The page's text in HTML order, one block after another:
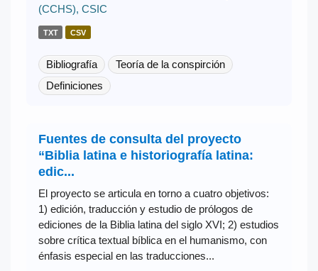
(CCHS), CSIC
TXT CSV
Bibliografía
Teoría de la conspirción
Definiciones
Fuentes de consulta del proyecto
“Biblia latina e historiografía latina:
edic...
El proyecto se articula en torno a cuatro objetivos:
1) edición, traducción y estudio de prólogos de
ediciones de la Biblia latina del siglo XVI; 2) estudios
sobre crítica textual bíblica en el humanismo, con
énfasis especial en las traducciones...